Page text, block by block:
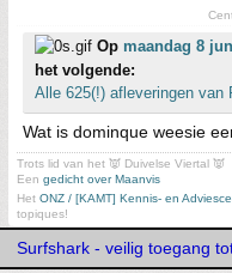
Op maandag 8
het volgende:
Alle 625(!) afleveringen van
Wat is dominque weesie
Trots lid van het 👿 Duivelse Viertal 👿
Een gedicht over Maanvis
Het ONZ / [KAMT] Kennis- en
topiques!
Surfshark - veilig toegang